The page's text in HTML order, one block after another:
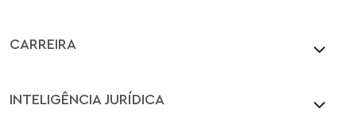
CARREIRA
INTELIGÊNCIA JURÍDICA